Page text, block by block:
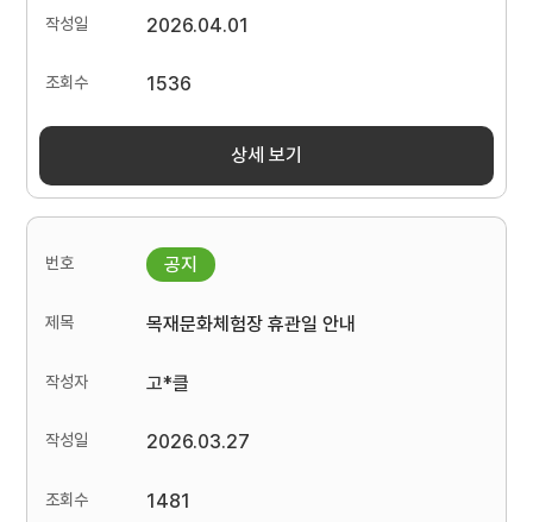
2026.04.01
1536
상세 보기
목재문화체험장 휴관일 안내
고*클
2026.03.27
1481